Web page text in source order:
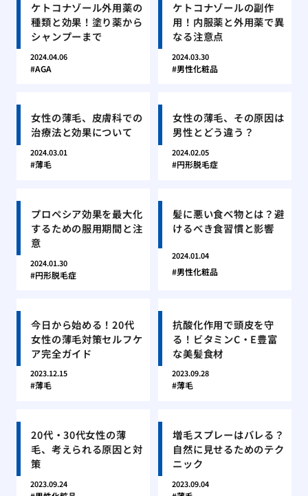
ケトコナゾール外用薬の
種類と効果！塗り薬から
シャンプーまで
2024.04.06
AGA
ケトコナゾールの副作
用！内服薬と外用薬で異
なる注意点
2024.03.30
男性化粧品
女性の薄毛、皮膚科での
治療法と効果について
2024.03.01
薄毛
女性の薄毛、その原因は
男性とどう違う？
2024.02.05
円形脱毛症
プロペシア効果を最大化
するための服用期間と注
意
2024.01.30
円形脱毛症
髪に悪い食べ物とは？避
けるべき食習慣と影響
2024.01.04
男性化粧品
今日から始める！20代
女性の薄毛対策セルフケ
ア完全ガイド
2023.12.15
薄毛
抗酸化作用で頭皮を守
る！ビタミンC・E豊富
な美髪食材
2023.09.28
薄毛
20代・30代女性の薄
毛、考えられる原因と対
策
2023.09.24
増毛スプレーはバレる？
自然に見せるためのテク
ニック
2023.09.04